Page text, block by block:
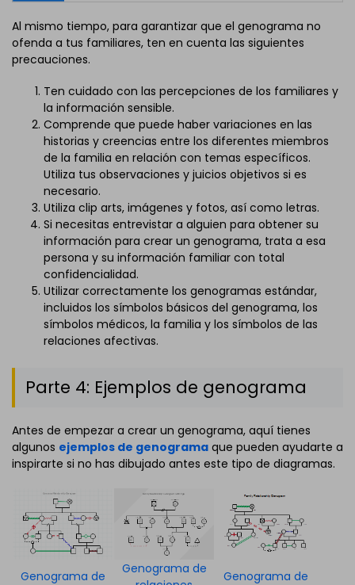
Al mismo tiempo, para garantizar que el genograma no
ofenda a tus familiares, ten en cuenta las siguientes
precauciones.
Ten cuidado con las percepciones de los familiares y
la información sensible.
Comprende que puede haber variaciones en las
historias y creencias entre los diferentes miembros
de la familia en relación con temas específicos.
Utiliza tus observaciones y juicios objetivos si es
necesario.
Utiliza clip arts, imágenes y fotos, así como letras.
Si necesitas entrevistar a alguien para obtener su
información para crear un genograma, trata a esa
persona y su información familiar con total
confidencialidad.
Utilizar correctamente los genogramas estándar,
incluidos los símbolos básicos del genograma, los
símbolos médicos, la familia y los símbolos de las
relaciones afectivas.
Parte 4: Ejemplos de genograma
Antes de empezar a crear un genograma, aquí tienes
algunos ejemplos de genograma que pueden ayudarte a
inspirarte si no has dibujado antes este tipo de diagramas.
Genograma de
Genograma de
Genograma de